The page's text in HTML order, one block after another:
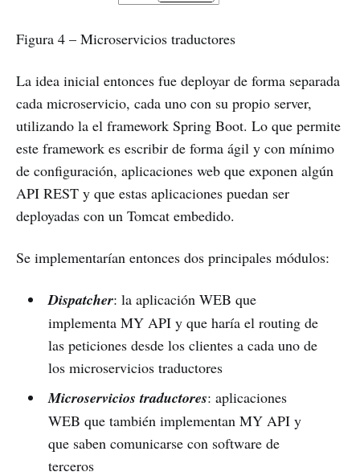
Figura 4 – Microservicios traductores
La idea inicial entonces fue deployar de forma separada
cada microservicio, cada uno con su propio server,
utilizando la el framework Spring Boot. Lo que permite
este framework es escribir de forma ágil y con mínimo
de configuración, aplicaciones web que exponen algún
API REST y que estas aplicaciones puedan ser
deployadas con un Tomcat embedido.
Se implementarían entonces dos principales módulos:
Dispatcher: la aplicación WEB que
implementa MY API y que haría el routing de
las peticiones desde los clientes a cada uno de
los microservicios traductores
Microservicios traductores: aplicaciones
WEB que también implementan MY API y
que saben comunicarse con software de
terceros